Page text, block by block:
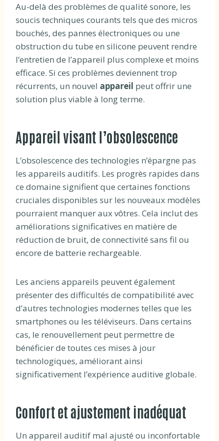
Au-delà des problèmes de qualité sonore, les
soucis techniques courants tels que des micros
bouchés, des pannes électroniques ou une
obstruction du tube en silicone peuvent rendre
l’entretien de l’appareil plus complexe et moins
efficace. Si ces problèmes deviennent trop
récurrents, un nouvel appareil peut offrir une
solution plus viable à long terme.
Appareil visant l’obsolescence
L’obsolescence des technologies n’épargne pas
les appareils auditifs. Les progrès rapides dans
ce domaine signifient que certaines fonctions
cruciales disponibles sur les nouveaux modèles
pourraient manquer aux vôtres. Cela inclut des
améliorations significatives en matière de
réduction de bruit, de connectivité sans fil ou
encore de batterie rechargeable.
Les anciens appareils peuvent également
présenter des difficultés de compatibilité avec
d’autres technologies modernes telles que les
smartphones ou les téléviseurs. Dans certains
cas, le renouvellement peut permettre de
bénéficier de toutes ces mises à jour
technologiques, améliorant ainsi
significativement l’expérience auditive globale.
Confort et ajustement inadéquat
Un appareil auditif mal ajusté ou inconfortable